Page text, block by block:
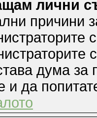
лични
причини
дума за
и да